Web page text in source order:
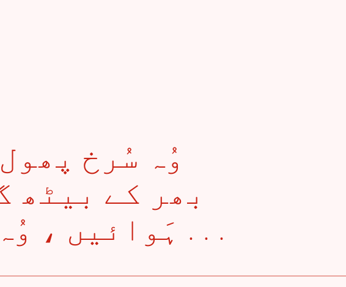
بھر کے بیٹھ
ہَوائیں ، وُہ اِتنے نازُک ہیں . . .